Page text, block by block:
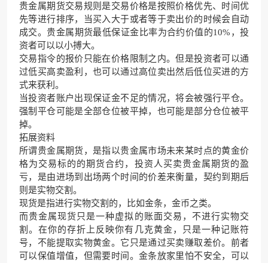
贵金属期货交易规则是交易价格是按照价格优先、时间优
先等进行排序，当买入大于或者等于卖出价的时候会自动
成交。贵金属期货最低保证金比率为合约价值的10%，投
资者可以以小搏大。
交易指令的报价只能在价格限制之内。但是投资者可以通
过低买高卖盈利，也可以通过高位卖出然后低位买进的方
式来获利。
当投资者账户出现保证金不足的情况，将会被强行平仓。
强制平仓可能是全部仓位被平掉，也可能是部分仓位被平
掉。
拓展资料
所谓贵金属期货，是指以贵金属市场未来某时点的黄金价
格为交易标的的期货合约，投资人买卖贵金属期货的盈
亏，是由进场到出场两个时间的价差来衡量，契约到期后
则是实物交割。
现货是指进行实物交割的，比如金条，金币之类。
而贵金属现货只是一种虚拟的账面交易，不进行实物交
割。在你的存折上反映你有几克黄金，只是一种记账符
号，不能提取实物黄金。它只是通过买卖赚取差价。前者
可以保值增值，但需要时间。金条放家里怕不安全，可以